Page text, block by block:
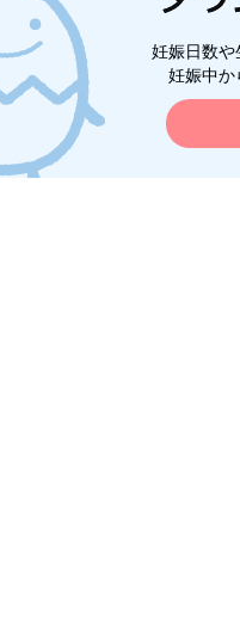
妊娠日数
妊娠中か